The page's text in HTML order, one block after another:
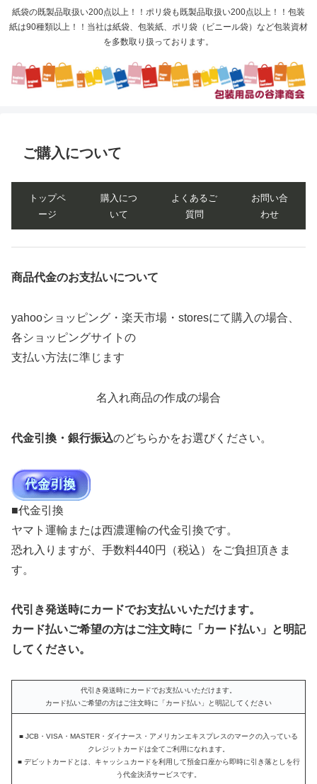
紙袋の既製品取扱い200点以上！！ポリ袋も既製品取扱い200点以上！！包装
紙は90種類以上！！当社は紙袋、包装紙、ポリ袋（ビニール袋）など包装資材
を多数取り扱っております。
ご購入について
トップペ
ージ
購入につ
いて
よくあるご
質問
お問い合
わせ
商品代金のお支払いについて
yahooショッピング・楽天市場・storesにて購入の場合、
各ショッピングサイトの
支払い方法に準じます
名入れ商品の作成の場合
代金引換・銀行振込のどちらかをお選びください。
■代金引換
ヤマト運輸または西濃運輸の代金引換です。
恐れ入りますが、手数料440円（税込）をご負担頂きま
す。
代引き発送時にカードでお支払いいただけます。
カード払いご希望の方はご注文時に「カード払い」と明記
してください。
代引き発送時にカードでお支払いいただけます。
カード払いご希望の方はご注文時に「カード払い」と明記してください
■ JCB・VISA・MASTER・ダイナース・アメリカンエキスプレスのマークの入っている
クレジットカードは全てご利用になれます。
■ デビットカードとは、キャッシュカードを利用して預金口座から即時に引き落としを行
う代金決済サービスです。